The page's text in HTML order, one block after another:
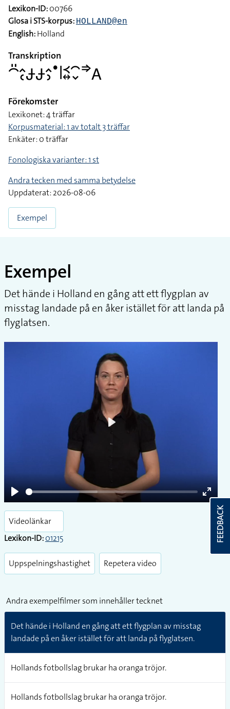
Lexikon-ID:00766
Glosa i STS-korpus: HOLLAND@en
English:Holland
Transkription
􌤃􌤺􌤵􌥗􌥂􌥂􌤵􌤶􌤟􌥼􌥹􌦉􌥯􌦀􌦆􌤤
Förekomster
Lexikonet: 4 träffar
Korpusmaterial: 1 av totalt 3 träffar
Enkäter: 0 träffar
Fonologiska varianter: 1 st
Andra tecken med samma betydelse
Uppdaterat: 2026-08-06
Exempel
Exempel
Det hände i Holland en gång att ett flygplan av
misstag landade på en åker istället för att landa på
flyglatsen.
Play
Enter
Videolänkar
Lexikon-ID:01215
Uppspelningshastighet Repetera video
Andra exempelfilmer som innehåller tecknet
Det hände i Holland en gång att ett flygplan av misstag
landade på en åker istället för att landa på flyglatsen.
Hollands fotbollslag brukar ha oranga tröjor.
Hollands fotbollslag brukar ha oranga tröjor.
FEEDBACK